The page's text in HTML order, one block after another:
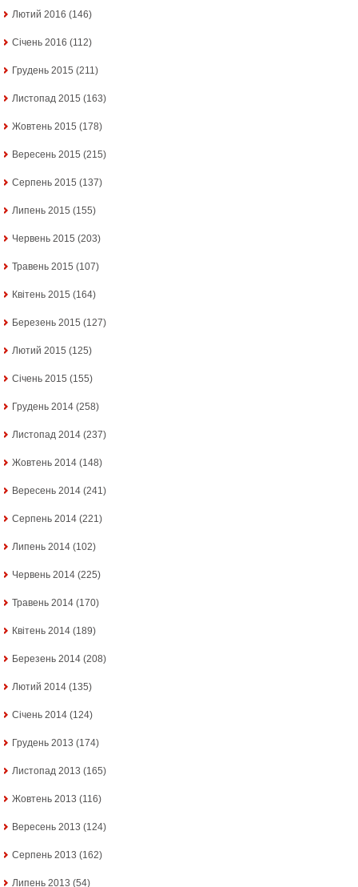
Лютий 2016 (146)
Січень 2016 (112)
Грудень 2015 (211)
Листопад 2015 (163)
Жовтень 2015 (178)
Вересень 2015 (215)
Серпень 2015 (137)
Липень 2015 (155)
Червень 2015 (203)
Травень 2015 (107)
Квітень 2015 (164)
Березень 2015 (127)
Лютий 2015 (125)
Січень 2015 (155)
Грудень 2014 (258)
Листопад 2014 (237)
Жовтень 2014 (148)
Вересень 2014 (241)
Серпень 2014 (221)
Липень 2014 (102)
Червень 2014 (225)
Травень 2014 (170)
Квітень 2014 (189)
Березень 2014 (208)
Лютий 2014 (135)
Січень 2014 (124)
Грудень 2013 (174)
Листопад 2013 (165)
Жовтень 2013 (116)
Вересень 2013 (124)
Серпень 2013 (162)
Липень 2013 (54)